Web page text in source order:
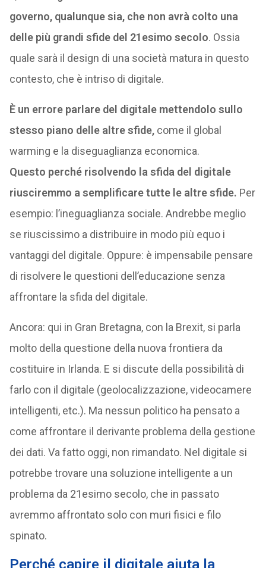
governo, qualunque sia, che non avrà colto una
delle più grandi sfide del 21esimo secolo. Ossia
quale sarà il design di una società matura in questo
contesto, che è intriso di digitale.
È un errore parlare del digitale mettendolo sullo
stesso piano delle altre sfide,come il global
warming e la diseguaglianza economica.
Questo perché risolvendo la sfida del digitale
riusciremmo a semplificare tutte le altre sfide. Per
esempio: l’ineguaglianza sociale. Andrebbe meglio
se riuscissimo a distribuire in modo più equo i
vantaggi del digitale. Oppure: è impensabile pensare
di risolvere le questioni dell’educazione senza
affrontare la sfida del digitale.
Ancora: qui in Gran Bretagna, con la Brexit, si parla
molto della questione della nuova frontiera da
costituire in Irlanda. E si discute della possibilità di
farlo con il digitale (geolocalizzazione, videocamere
intelligenti, etc.). Ma nessun politico ha pensato a
come affrontare il derivante problema della gestione
dei dati. Va fatto oggi, non rimandato. Nel digitale si
potrebbe trovare una soluzione intelligente a un
problema da 21esimo secolo, che in passato
avremmo affrontato solo con muri fisici e filo
spinato.
Perché capire il digitale aiuta la